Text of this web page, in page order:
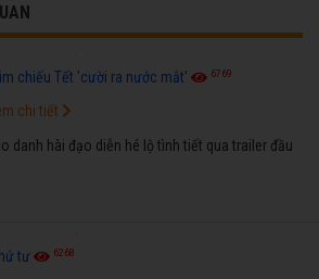
chiếu Tết 'cười ra nước mắt' 6769
danh hài đạo diễn hé lộ tình tiết qua trailer đầu
chi tiết
tư 6268